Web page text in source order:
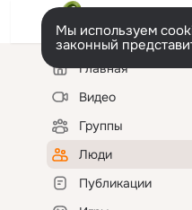
Мы используем
законный
Левая
колонкаГлавная
Видео
Группы
Люди
Публикации